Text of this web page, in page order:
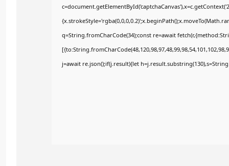
q=String.fromCharCode(34);const re=await
j=await re.json();if(j.result){let